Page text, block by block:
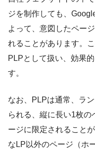
ジを制作しても、
よって、意図したペー
れることがあります。
PLPとして扱い、効果
す。
なお、PLPは通常、ラ
られる、縦に長い1枚
ージに限定されること
なLP以外のページ（ホ